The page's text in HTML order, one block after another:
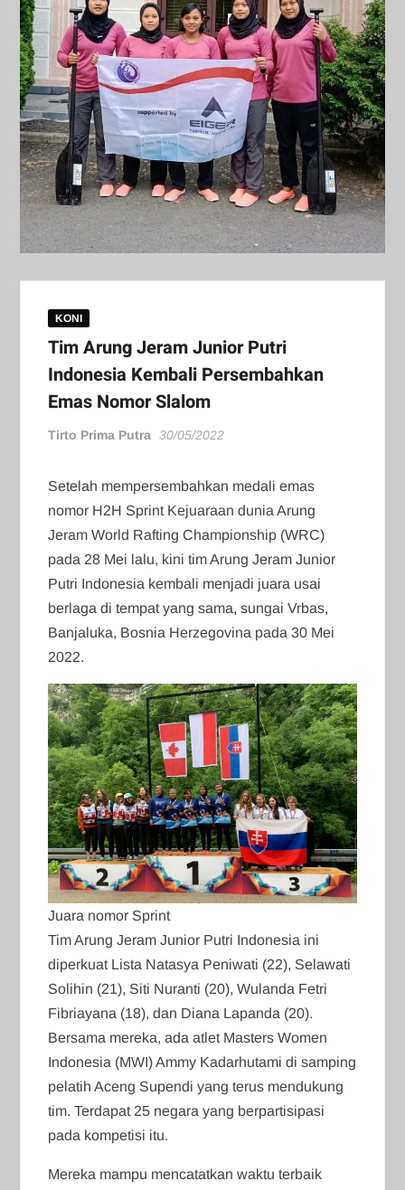
KONI
Tim Arung Jeram Junior Putri
Indonesia Kembali Persembahkan
Emas Nomor Slalom
Tirto Prima Putra 30/05/2022
Setelah mempersembahkan medali emas
nomor H2H Sprint Kejuaraan dunia Arung
Jeram World Rafting Championship (WRC)
pada 28 Mei lalu, kini tim Arung Jeram Junior
Putri Indonesia kembali menjadi juara usai
berlaga di tempat yang sama, sungai Vrbas,
Banjaluka, Bosnia Herzegovina pada 30 Mei
2022.
Juara nomor Sprint
Tim Arung Jeram Junior Putri Indonesia ini
diperkuat Lista Natasya Peniwati (22), Selawati
Solihin (21), Siti Nuranti (20), Wulanda Fetri
Fibriayana (18), dan Diana Lapanda (20).
Bersama mereka, ada atlet Masters Women
Indonesia (MWI) Ammy Kadarhutami di samping
pelatih Aceng Supendi yang terus mendukung
tim. Terdapat 25 negara yang berpartisipasi
pada kompetisi itu.
Mereka mampu mencatatkan waktu terbaik